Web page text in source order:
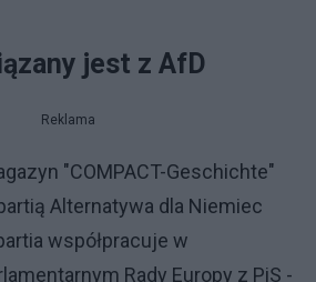
jest z AfD
Reklama
"COMPACT-Geschichte"
Alternatywa dla Niemiec
współpracuje w
Rady Europy z PiS -